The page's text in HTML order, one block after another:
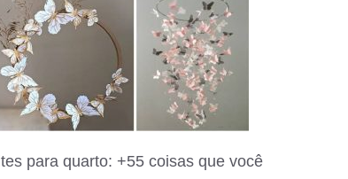
para quarto: +55 coisas que você